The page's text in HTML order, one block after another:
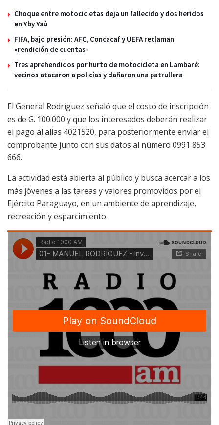
Choque entre motocicletas deja un fallecido y dos heridos
en Yby Yaú
FIFA, bajo presión: AFC, Concacaf y UEFA reclaman
«rendición de cuentas»
Tres aprehendidos por hurto de motocicleta en Lambaré:
vecinos atacaron a policías y dañaron una patrullera
El General Rodríguez señaló que el costo de inscripción
es de G. 100.000 y que los interesados deberán realizar
el pago al alias 4021520, para posteriormente enviar el
comprobante junto con sus datos al número 0991 853
666.
La actividad está abierta al público y busca acercar a los
más jóvenes a las tareas y valores promovidos por el
Ejército Paraguayo, en un ambiente de aprendizaje,
recreación y esparcimiento.